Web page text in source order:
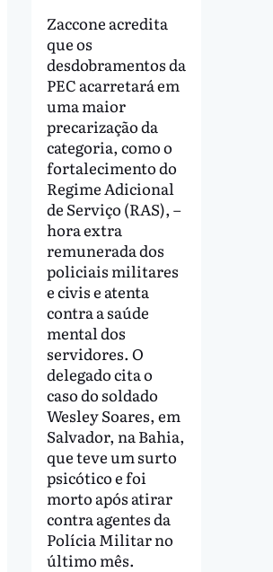
Zaccone acredita
que os
desdobramentos da
PEC acarretará em
uma maior
precarização da
categoria, como o
fortalecimento do
Regime Adicional
de Serviço (RAS), –
hora extra
remunerada dos
policiais militares
e civis e atenta
contra a saúde
mental dos
servidores. O
delegado cita o
caso do soldado
Wesley Soares, em
Salvador, na Bahia,
que teve um surto
psicótico e foi
morto após atirar
contra agentes da
Polícia Militar no
último mês.